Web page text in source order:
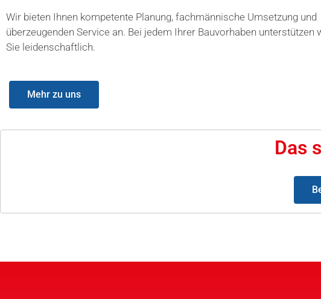
Wir bieten Ihnen kompetente Planung, fachmännische Umsetzung und
überzeugenden Service an. Bei jedem Ihrer Bauvorhaben unterstützen
Sie leidenschaftlich.
Mehr zu uns
Das